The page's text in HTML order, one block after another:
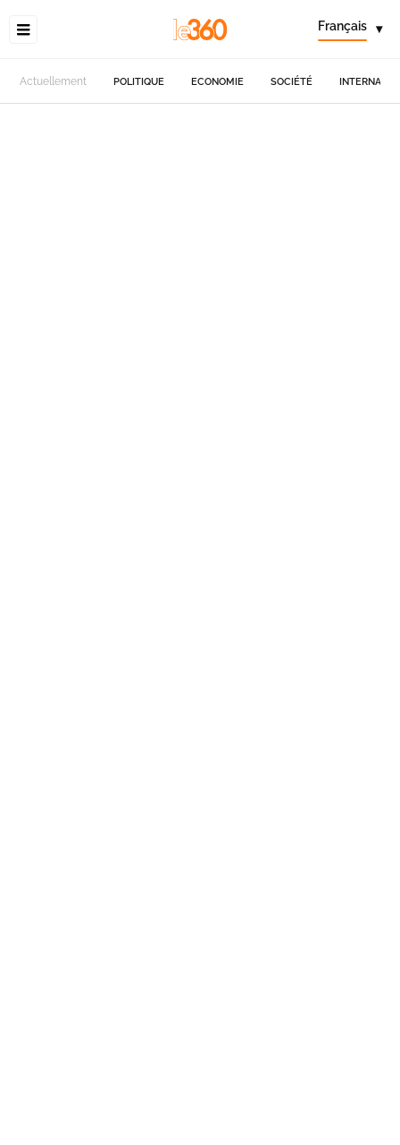
Français ▾
Actuellement POLITIQUE ECONOMIE SOCIÉTÉ